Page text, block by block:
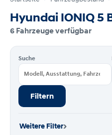
Hyundai IONIQ 5
6 Fahrzeuge verfügbar
Suche
Filtern
Weitere Filter›